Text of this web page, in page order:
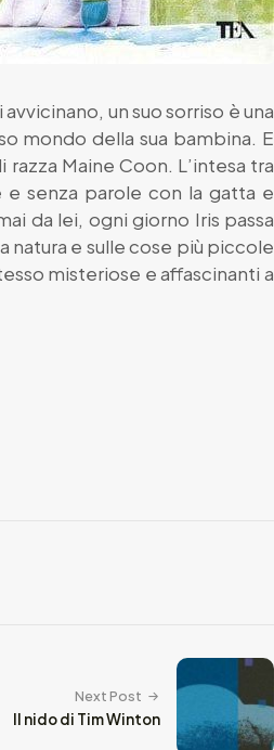
un suo sorriso è una
mondo della sua bambina. E
Maine Coon. L’intesa tra
e senza parole con la gatta e
da lei, ogni giorno Iris passa
natura e sulle cose più piccole
misteriose e affascinanti a
Next Post
Il nido di Tim Winton